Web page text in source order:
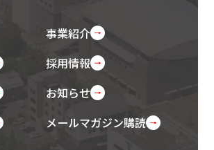
事業紹介
採用情報
お知らせ
メールマガジン購読